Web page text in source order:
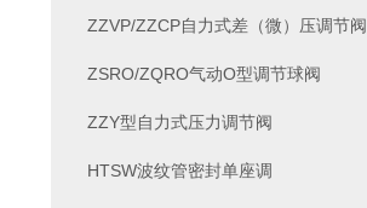
ZZVP/ZZCP自力式差（微）压调节阀
ZSRO/ZQRO气动O型调节球阀
ZZY型自力式压力调节阀
HTSW波纹管密封单座调